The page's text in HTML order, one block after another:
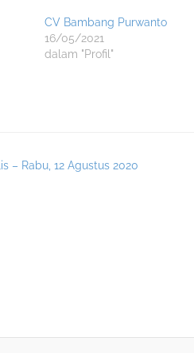
CV Bambang Purwanto
16/05/2021
dalam "Profil"
– Rabu, 12 Agustus 2020